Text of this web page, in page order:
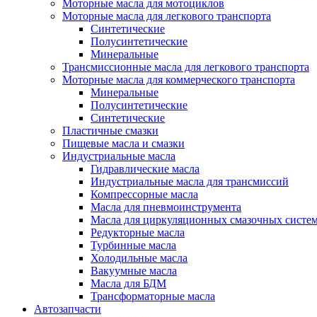
Моторные масла для мотоциклов
Моторные масла для легкового транспорта
Синтетические
Полусинтетические
Минеральные
Трансмиссионные масла для легкового транспорта
Моторные масла для коммерческого транспорта
Минеральные
Полусинтетические
Синтетические
Пластичные смазки
Пищевые масла и смазки
Индустриальные масла
Гидравлические масла
Индустриальные масла для трансмиссий
Компрессорные масла
Масла для пневмоинструмента
Масла для циркуляционных смазочных
Редукторные масла
Турбинные масла
Холодильные масла
Вакуумные масла
Масла для БДМ
Трансформаторные масла
Автозапчасти